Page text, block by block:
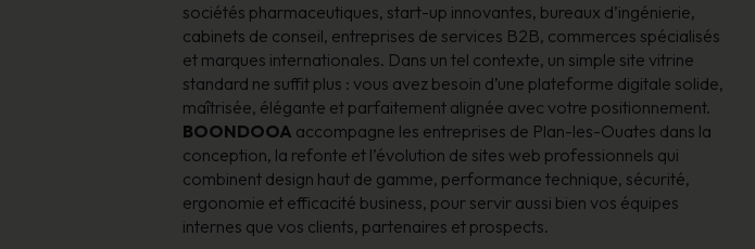
sociétés pharmaceutiques, start-up innovantes, bureaux d’ingénierie,
cabinets de conseil, entreprises de services B2B, commerces spécialisés
et marques internationales. Dans un tel contexte, un simple site vitrine
standard ne suffit plus : vous avez besoin d’une plateforme digitale solide,
maîtrisée, élégante et parfaitement alignée avec votre positionnement.
BOONDOOA accompagne les entreprises de Plan-les-Ouates dans la
conception, la refonte et l’évolution de sites web professionnels qui
combinent design haut de gamme, performance technique, sécurité,
ergonomie et efficacité business, pour servir aussi bien vos équipes
internes que vos clients, partenaires et prospects.